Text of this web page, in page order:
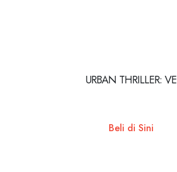
URBAN THRILLER: VE
Beli di Sini